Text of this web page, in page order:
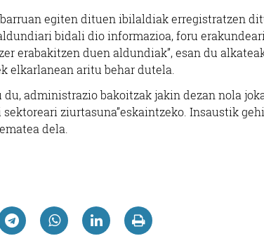
egiten dituen ibilaldiak erregistratzen
bidali dio informazioa, foru erakundeari
erabakitzen duen aldundiak”, esan du
elkarlanean aritu behar dutela.
administrazio bakoitzak jakin dezan nola
ziurtasuna”eskaintzeko. Insaustik
dela.